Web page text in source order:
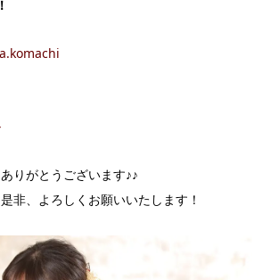
りがとうございます♪♪
非、よろしくお願いいたします！